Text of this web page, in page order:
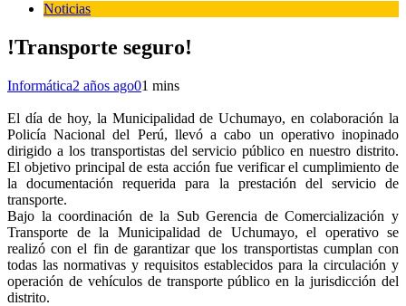
Noticias
!Transporte seguro!
Informática2 años ago01 mins
El día de hoy, la Municipalidad de Uchumayo, en colaboración la
Policía Nacional del Perú, llevó a cabo un operativo inopinado
dirigido a los transportistas del servicio público en nuestro distrito.
El objetivo principal de esta acción fue verificar el cumplimiento de
la documentación requerida para la prestación del servicio de
transporte.
Bajo la coordinación de la Sub Gerencia de Comercialización y
Transporte de la Municipalidad de Uchumayo, el operativo se
realizó con el fin de garantizar que los transportistas cumplan con
todas las normativas y requisitos establecidos para la circulación y
operación de vehículos de transporte público en la jurisdicción del
distrito.